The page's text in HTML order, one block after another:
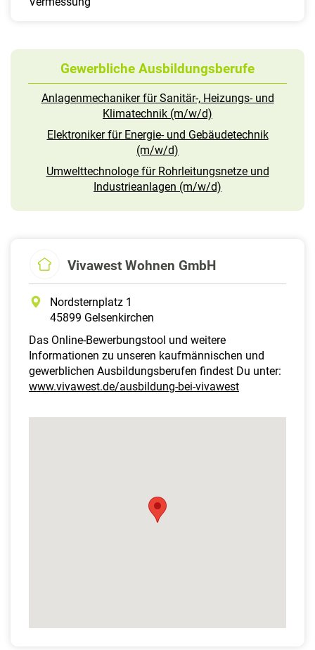
Gewerbliche Ausbildungsberufe
Anlagenmechaniker für Sanitär-, Heizungs- und
Klimatechnik (m/w/d)
Elektroniker für Energie- und Gebäudetechnik
(m/w/d)
Umwelttechnologe für Rohrleitungsnetze und
Industrieanlagen (m/w/d)
Vivawest Wohnen GmbH
Nordsternplatz 1
45899 Gelsenkirchen
Das Online-Bewerbungstool und weitere
Informationen zu unseren kaufmännischen und
gewerblichen Ausbildungsberufen findest Du unter:
www.vivawest.de/ausbildung-bei-vivawest